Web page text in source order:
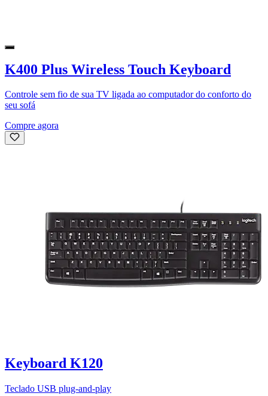
K400 Plus Wireless Touch Keyboard
Controle sem fio de sua TV ligada ao computador do conforto do
seu sofá
Compre agora
Keyboard K120
Teclado USB plug-and-play